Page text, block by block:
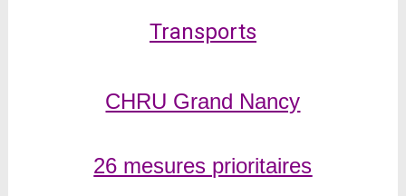
Transports
CHRU Grand Nancy
26 mesures prioritaires